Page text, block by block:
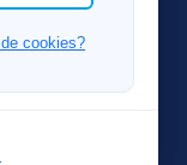
cookies?